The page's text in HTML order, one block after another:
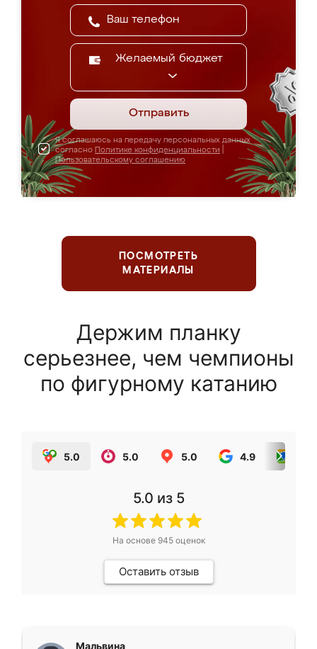
Желаемый бюджет
Отправить
Я соглашаюсь на передачу персональных данных
согласно Политике конфиденциальности
Пользовательскому соглашению
ПОСМОТРЕТЬ
МАТЕРИАЛЫ
Держим планку
серьезнее, чем чемпионы
по фигурному катанию
5.0 5.0 5.0 4.9
5.0 из 5
На основе 945оценок
Оставить отзыв
Мальвина